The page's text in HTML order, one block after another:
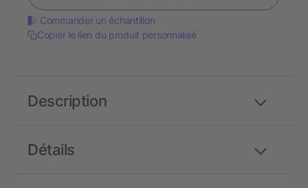
Commander un échantillon
Copier le lien du produit personnalisé
Détails
Description